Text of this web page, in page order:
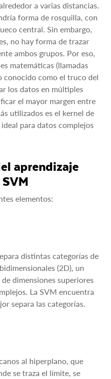
a varias distancias.
forma de rosquilla, con
central. Sin embargo,
no hay forma de trazar
ambos grupos. Por eso,
matemáticas (llamadas
conocido como el truco del
los datos en múltiples
el mayor margen entre
utilizados es el kernel de
para datos complejos
aprendizaje
elementos:
distintas categorías de
(2D), un
dimensiones superiores
La SVM encuentra
separa las categorías.
al hiperplano, que
se traza el límite, se